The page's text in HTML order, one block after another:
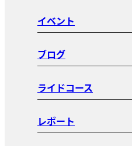
イベント
ブログ
ライドコース
レポート